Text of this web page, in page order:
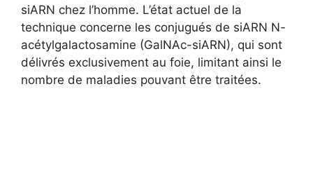
siARN chez l’homme. L’état actuel de la
technique concerne les conjugués de siARN N-
acétylgalactosamine (GalNAc-siARN), qui sont
délivrés exclusivement au foie, limitant ainsi le
nombre de maladies pouvant être traitées.